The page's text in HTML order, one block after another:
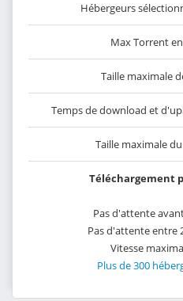
Hébergeurs
Max Torrent
Taille maximale
Temps de download et
Taille maximale
Téléchargement
Pas d'attente
Pas d'attente entre
Vitesse
Plus de 300